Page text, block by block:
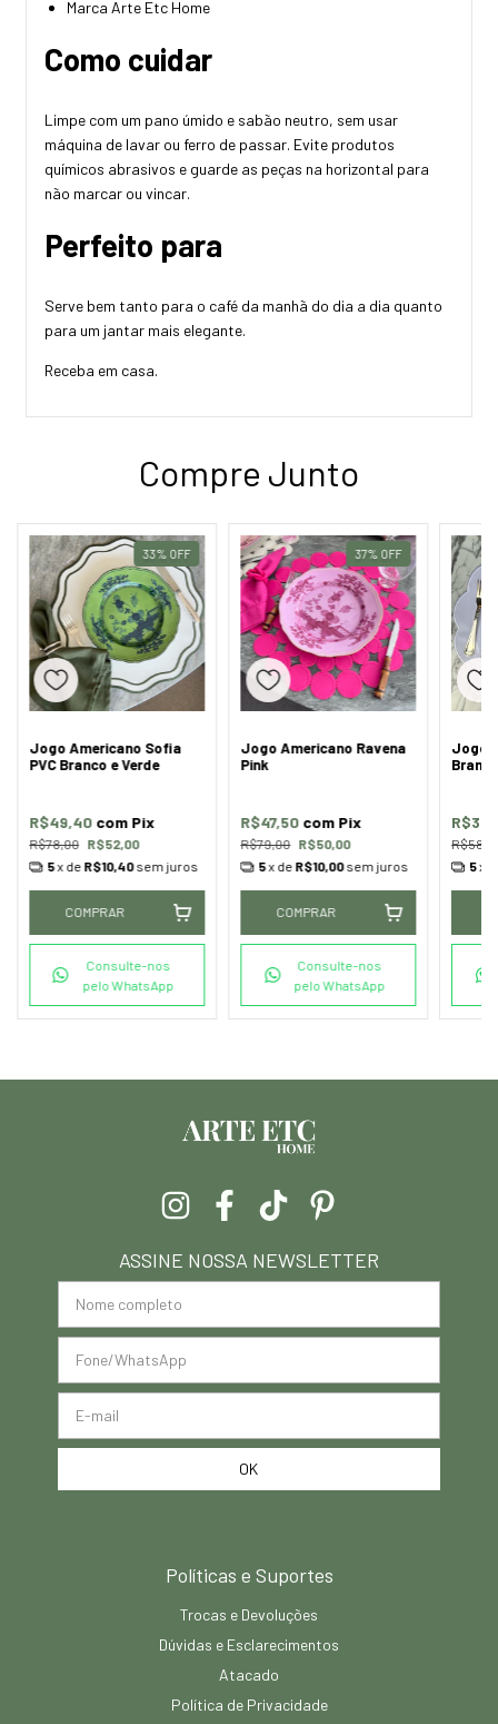
Marca Arte Etc Home
Como cuidar
Limpe com um pano úmido e sabão neutro, sem usar
máquina de lavar ou ferro de passar. Evite produtos
químicos abrasivos e guarde as peças na horizontal para
não marcar ou vincar.
Perfeito para
Serve bem tanto para o café da manhã do dia a dia quanto
para um jantar mais elegante.
Receba em casa.
Compre Junto
33% OFF
Jogo Americano Sofia
PVC Branco e Verde
R$78,00 R$52,00
R$49,40 com Pix
5x de R$10,40 sem juros
COMPRAR
Consulte-nos
pelo WhatsApp
37% OFF
Jogo Americano Ravena
Pink
R$79,00 R$50,00
R$47,50 com Pix
5x de R$10,00sem juros
COMPRAR
Consulte-nos
pelo WhatsApp
Jogo
5x
ASSINE NOSSA NEWSLETTER
Políticas e Suportes
Trocas e Devoluções
Dúvidas e Esclarecimentos
Atacado
Política de Privacidade